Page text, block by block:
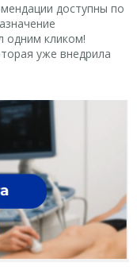
доступны по
одним кликом!
уже внедрила